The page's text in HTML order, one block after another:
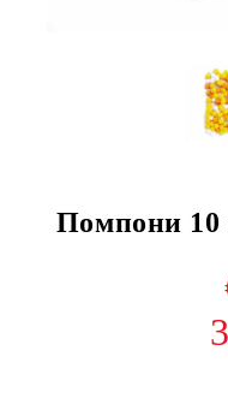
Помпони 10